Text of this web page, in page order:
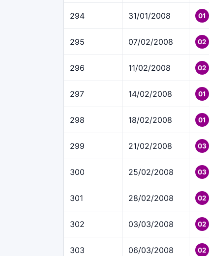
294 31/01/2008 01
295 07/02/2008 02
296 11/02/2008 02
297 14/02/2008 01
298 18/02/2008 01
299 21/02/2008 03
300 25/02/2008 03
301 28/02/2008 02
302 03/03/2008 02
303 06/03/2008 02